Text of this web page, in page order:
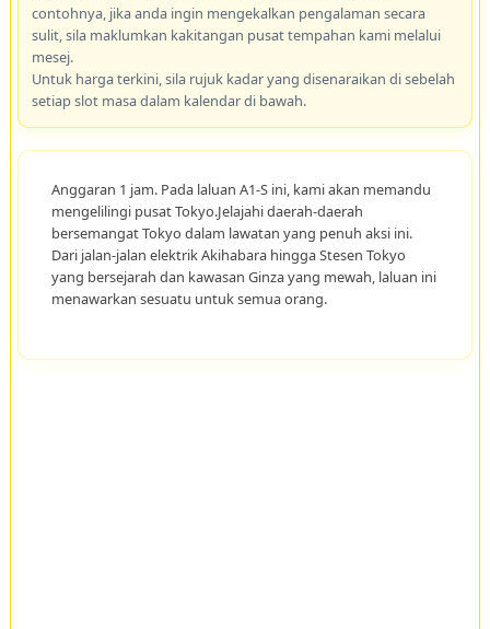
contohnya, jika anda ingin mengekalkan pengalaman secara
sulit, sila maklumkan kakitangan pusat tempahan kami melalui
mesej.
Untuk harga terkini, sila rujuk kadar yang disenaraikan di sebelah
setiap slot masa dalam kalendar di bawah.
Anggaran 1 jam. Pada laluan A1-S ini, kami akan memandu
mengelilingi pusat Tokyo.Jelajahi daerah-daerah
bersemangat Tokyo dalam lawatan yang penuh aksi ini.
Dari jalan-jalan elektrik Akihabara hingga Stesen Tokyo
yang bersejarah dan kawasan Ginza yang mewah, laluan ini
menawarkan sesuatu untuk semua orang.